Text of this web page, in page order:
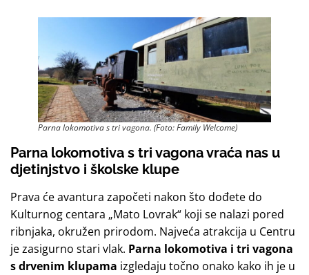
Parna lokomotiva s tri vagona. (Foto: Family Welcome)
Parna lokomotiva s tri vagona vraća nas u
djetinjstvo i školske klupe
Prava će avantura započeti nakon što dođete do
Kulturnog centara „Mato Lovrak“ koji se nalazi pored
ribnjaka, okružen prirodom. Najveća atrakcija u Centru
je zasigurno stari vlak. Parna lokomotiva i tri vagona
s drvenim klupama izgledaju točno onako kako ih je u